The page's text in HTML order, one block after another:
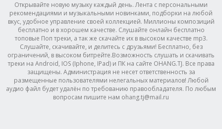
Открывайте новую музыку каждый день. Лента с персональными
рекомендациями и музыкальными новинками, подборки на любой
вкус, удобное управление своей коллекцией. Миллионы композиций
бесплатно и в хорошем качестве. Слушайте онлайн бесплатно
топовые Поп треки, а так же скачайте их в высоком качестве mp3.
Слушайте, скачивайте, и делитесь с друзьями! Бесплатно, без
ограничений, в высоком битрейте.Возможность слушать и скачивать
треки на Android, IOS (Iphone, IPad) и ПК на сайте OHANG.TJ. Все права
защищены. Администрация не несет ответственность за
размещенные пользователями нелегальных материалов! Любой
аудио файл будет удалён по требованию правообладателя. По любым
вопросам пишите нам ohang.tj@mail.ru